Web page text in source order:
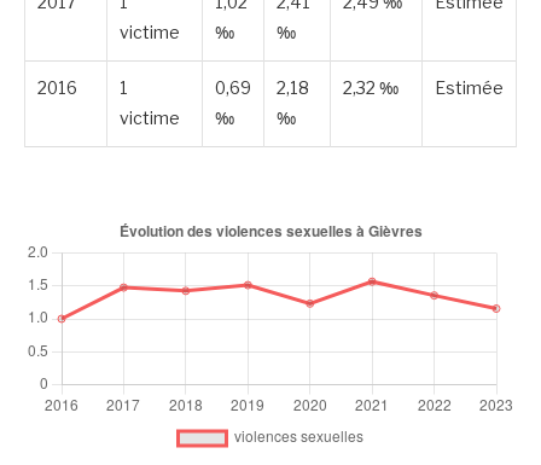
victime
‰
‰
2016
1
victime
0,69
‰
2,18
‰
2,32 ‰ Estimée